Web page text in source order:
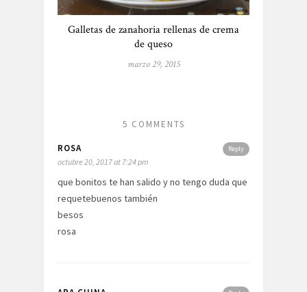
Galletas de zanahoria rellenas de crema
de queso
marzo 29, 2015
5 COMMENTS
Reply
ROSA
octubre 20, 2017 at 7:24 pm
que bonitos te han salido y no tengo duda que
requetebuenos también
besos
rosa